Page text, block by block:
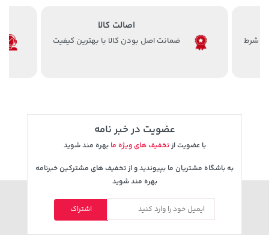
اصالت کالا
ضمانت اصل بودن کالا با بهترین کیفیت
عضویت در خبر نامه
با عضویت ازتخفیف های ویژه ما بهره مند شوید
به باشگاه مشتریان ما بپیوندید و از تخفیف های مشترکین خبرنامه
بهره مند شوید
اشتراک